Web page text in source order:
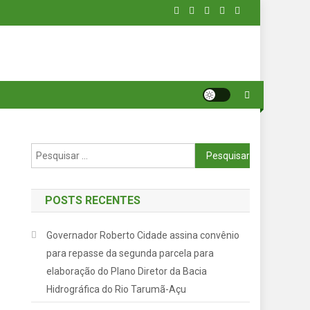
Pesquisar
por:
POSTS RECENTES
Governador Roberto Cidade assina convênio
para repasse da segunda parcela para
elaboração do Plano Diretor da Bacia
Hidrográfica do Rio Tarumã-Açu